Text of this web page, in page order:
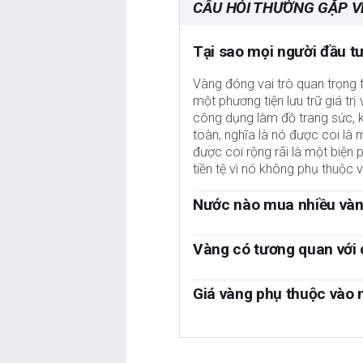
CÂU HỎI THƯỜNG GẶP
Tại sao mọi người đầu
Vàng đóng vai trò quan trọng
một phương tiện lưu trữ giá trị
công dụng làm đồ trang sức,
toàn, nghĩa là nó được coi là
được coi rộng rãi là một biện
tiền tệ vì nó không phụ thuộc
Nước nào mua nhiều
tiền của mình trong thời kỳ
một quốc gia. Theo dữ liệu từ
Vàng có tương quan
sản dự trữ và trú ẩn an toàn
thị trường chứng khoán có xu
Giá vàng phụ thuộc vào
thoái kinh tế sâu có thể